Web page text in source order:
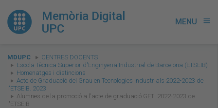
Memòria Digital
UPC
MENU menu
You
are
here:
MDUPC
CENTRES DOCENTS
Escola Tècnica Superior d'Enginyeria Industrial de Barcelona (ETSEIB)
Homenatges i distincions
Acte de Graduació del Grau en Tecnologies Industrials 2022-2023 de
l'ETSEIB. 2023
Alumnes de la promoció a l'acte de graduació GETI 2022-2023 de
l'ETSEIB